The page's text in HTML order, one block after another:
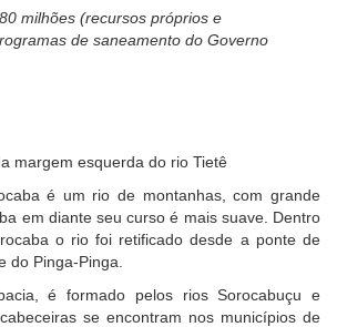
milhões (recursos próprios e
de saneamento do Governo
margem esquerda do rio Tietê
é um rio de montanhas, com grande
em diante seu curso é mais suave. Dentro
o rio foi retificado desde a ponte de
do Pinga-Pinga.
é formado pelos rios Sorocabuçu e
se encontram nos municípios de